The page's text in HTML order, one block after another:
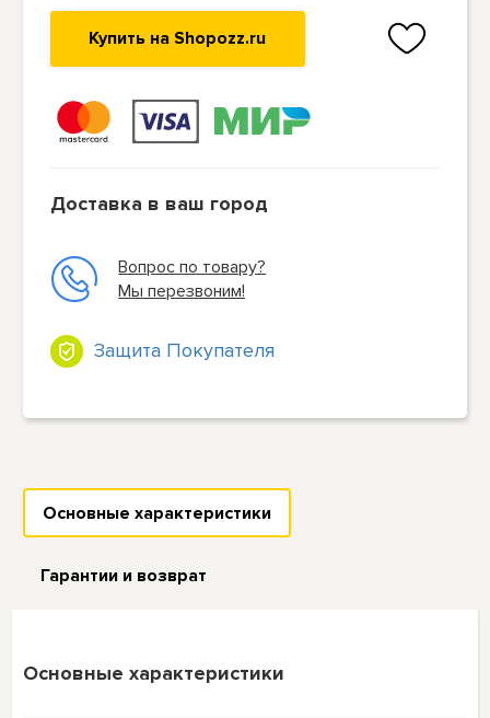
Купить на Shopozz.ru
Доставка в ваш город
Вопрос по товару?
Мы перезвоним!
Защита Покупателя
Основные характеристики
Гарантии и возврат
Основные характеристики